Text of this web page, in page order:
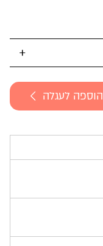
הוספה לעגלה